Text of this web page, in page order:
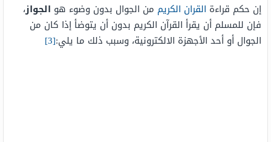
إن حكم قراءة القران الكريم من الجوال بدون وضوء هو الجواز،
فإن للمسلم أن يقرأ القرآن الكريم بدون أن يتوضأ إذا كان من
الجوال أو أحد الأجهزة الالكترونية، وسبب ذلك ما يلي:[3]